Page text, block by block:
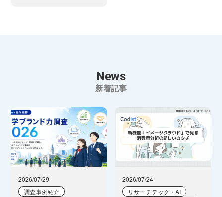
News
新着記事
2026/07/29
調査事例紹介
2026/07/24
リサーチテック・AI